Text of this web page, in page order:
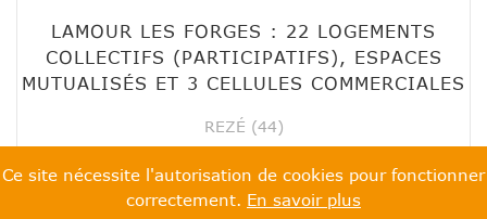
Ce site nécessite l'autorisation de cookies pour fonctionner
correctement. En savoir plus
LAMOUR LES FORGES : 22 LOGEMENTS
COLLECTIFS (PARTICIPATIFS), ESPACES
MUTUALISÉS ET 3 CELLULES COMMERCIALES
REZÉ (44)
VOIR LES DÉTAILS